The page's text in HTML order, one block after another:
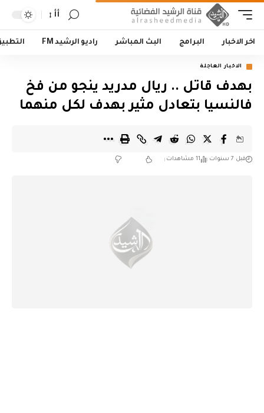
أأ
اخر الاخبار البرامج البث المباشر راديو الرشيد FM
الاخبار العاجلة
بهدف قاتل .. ريال مدريد ينجو من فخ
فالنسيا بتعادل مثير بهدف لكل منهما
قبل 7 سنوات 11 مشاهدات